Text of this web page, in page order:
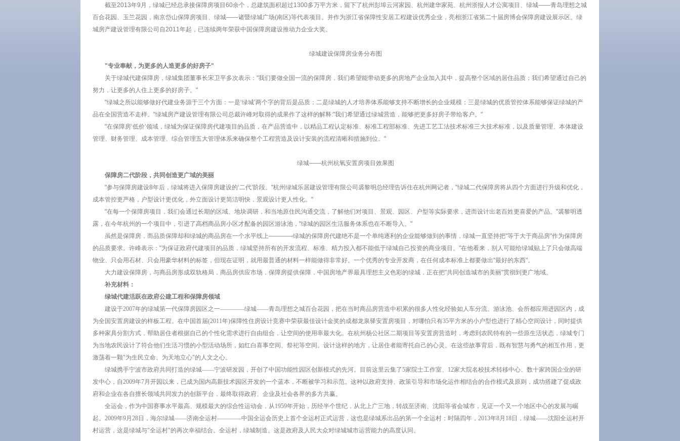
截至2013年9月，绿城已经总承接保障房项目60余个，总建筑面积超过1300多万平方米，留下了杭州彭埠云河家园、杭州建华家苑、杭州浙报人才公寓项目、绿城——青岛理想之城
百合花园、玉兰花园，南京岱山保障房项目、绿城——诸暨绿城广场(南区)等代表项目。并作为浙江省保障性安居工程建设优秀企业，亮相浙江省第二十届房博会保障房建设展示区。绿
城房产建设管理有限公司自2011年起，已连续两年荣获中国保障房建设推动力企业大奖。
绿城建设保障房业务分布图
"专业奉献，为更多的人造更多的好房子"
关于绿城代建保障房，绿城集团董事长宋卫平多次表示："我们要做全国一流的保障房，我们希望能带动更多的房地产企业加入其中，提高整个区域的居住品质；我们希望通过自己的
努力，让更多的人住上更多的好房子。"
"绿城之所以能够做好代建业务源于三个方面：一是‘绿城’两个字的背后是品质；二是绿城的人才培养体系能够支持不断增长的企业规模；三是绿城的优质管控体系能够保证绿城的产
品在全国营造不走样。"绿城房产建设管理有限公司总裁许峰对取得的成果作了这样的解释:"我们希望通过绿城营造，能够把更多好房子带给客户。"
"在保障房‘低价’领域，绿城为保证保障房代建项目的品质，在产品营造中，以精品工程认定标准、标准工程部标准、先进工艺工法技术标准三大技术标准，以及质量管理、本体建设
管理、财务管理、成本管理、综合管理五大管理体系来确保整个工程营造及设计安装的流程清晰和措施到位。"
绿城——杭州杭氧安置房项目效果图
保障房二代阶段，共同创造更广域的美丽
"参与保障房建设8年后，绿城将进入保障房建设的‘二代’阶段。"杭州绿城乐居建设管理有限公司裘黎明总经理告诉住在杭州网记者，"绿城二代保障房将从四个方面进行升级和优化，
成本管控更严格，户型设计更优化，外立面设计更简洁明快，景观设计更人性化。"
"在每一个保障房项目，我们会通过长期的区域、地块调研，和当地原住民沟通交流，了解他们对项目、景观、园区、户型等实际要求，进而设计出老百姓更喜爱的产品。"裘黎明透
露，在今年杭州的一个项目中，引进了高档商品房小区才配备的园区游泳池，"绿城的园区生活服务体系也在不断导入。"
虽然是保障房，而品质保障却和绿城的商品房在一个水平线上————绿城的保障房代建绝不是一个单纯逐利的企业能够做到的事情，绿城一直坚持把"等于大于商品房"作为保障房
的品质要求。许峰表示："为保证政府代建项目的品质，绿城坚持所有的开发流程、标准、精力投入都不能低于绿城自己投资的商业项目。"在他看来，别人可能给绿城贴上了只会做高端
物业、只会用石材、只会用豪华材料的标签，但现在证明，就用最普通的材料一样能做得非常好。一个优秀的专业开发商，在任何成本标准上都要做出"最好的东西"。
大力建设保障房，与商品房形成双轨格局，商品房供应市场，保障房提供保障，中国房地产界最具理想主义色彩的绿城，正在把"共同创造城市的美丽"贯彻到更广地域。
补充材料：
绿城代建活跃在政府公建工程和保障房领域
建设于2007年的绿城第一代保障房园区之一————绿城——青岛理想之城百合花园，把在当时商品房营造中积累的很多人性化经验如人车分流、游泳池、会所都应用进园区内，成
为全国安置房建设的样板工程。在中国首届(2011年)保障性住房设计竞赛中荣获最佳设计金奖的成都龙泉驿安置房项目，对哪怕只有35平方米的小户型也进行了精心空间设计，同时提供
多种家具分割方式，帮助居住者根据自己的个性化需求进行自由组合，让空间的使用率最大化。在杭州杨公社区二期项目等安置房营造时，考虑到农民特有的一些原生活状态，绿城专门
为当地农民设计了符合他们生活习惯的小型活动场所，如红白喜事空间、祭祀等空间。设计这样的地方，让居住者能寄托自己的心灵。在这些故事背后，既有智慧与勇气的相互作用，更
激荡着一颗"为生民立命、为天地立心"的人文之心。
绿城携手宁波市政府共同打造的绿城——宁波研发园，开创了中国功能性园区创新模式的先河。目前这里云集了5家院士工作室、12家大院名校技术转移中心、数十家跨国企业的研
发中心，自2009年7月开园以来，已成为国内高新技术园区开发的一个蓝本，不断被学习和示范。这种以政府支持、政策引导和市场化运作相结合的合作模式及原则，成功搭建了促成政
府和企业在各自擅长领域共同发力的创新平台，最终取得政府、企业及社会各界的多方共赢。
全运会，作为中国赛事水平最高、规模最大的综合性运动会，从1959年开始，历经半个世纪，从北上广三地，转战至济南、沈阳等省会城市，见证一个又一个地区中心的发展与崛
起。2009年9月28日，海尔绿城——济南全运村————中国全运会历史上首个全运村正式运营，这也是绿城系出品的第一个全运村；时隔四年，2013年8月18日，绿城——沈阳全运村开
村运营，这是绿城与"全运村"的再次幸福结合。全运村，绿城制造。这是政府及人民大众对绿城城市运营能力的高度认同。